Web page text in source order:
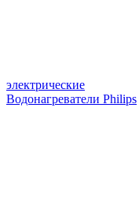
электрические
Водонагреватели Philips